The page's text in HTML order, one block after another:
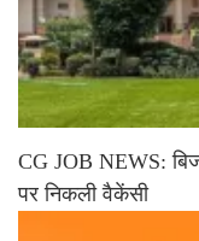
CG JOB NEWS:
पर निकली वैकेंसी